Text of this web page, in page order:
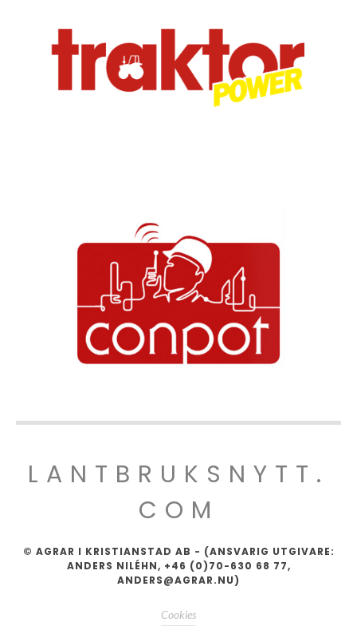
LANTBRUKSNYTT.
COM
© AGRAR I KRISTIANSTAD AB - (ANSVARIG UTGIVARE:
ANDERS NILÉHN, +46 (0)70-630 68 77,
ANDERS@AGRAR.NU)
Cookies